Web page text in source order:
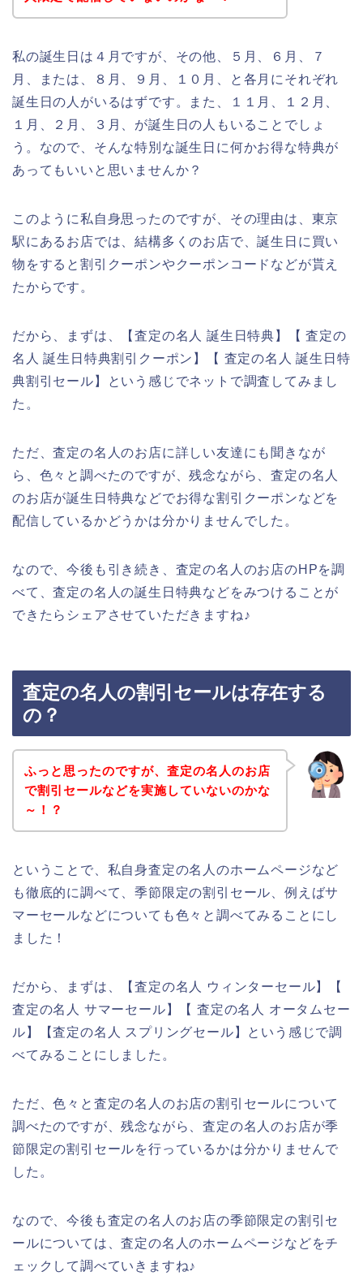
私の誕生日は４月ですが、その他、５月、６月、７
月、または、８月、９月、１０月、と各月にそれぞれ
誕生日の人がいるはずです。また、１１月、１２月、
１月、２月、３月、が誕生日の人もいることでしょ
う。なので、そんな特別な誕生日に何かお得な特典が
あってもいいと思いませんか？
このように私自身思ったのですが、その理由は、東京
駅にあるお店では、結構多くのお店で、誕生日に買い
物をすると割引クーポンやクーポンコードなどが貰え
たからです。
だから、まずは、【査定の名人 誕生日特典】【 査定の
名人 誕生日特典割引クーポン】【 査定の名人 誕生日特
典割引セール】という感じでネットで調査してみまし
た。
ただ、査定の名人のお店に詳しい友達にも聞きなが
ら、色々と調べたのですが、残念ながら、査定の名人
のお店が誕生日特典などでお得な割引クーポンなどを
配信しているかどうかは分かりませんでした。
なので、今後も引き続き、査定の名人のお店のHPを調
べて、査定の名人の誕生日特典などをみつけることが
できたらシェアさせていただきますね♪
査定の名人の割引セールは存在する
の？
ふっと思ったのですが、査定の名人のお店
で割引セールなどを実施していないのかな
～！？
ということで、私自身査定の名人のホームページなど
も徹底的に調べて、季節限定の割引セール、例えばサ
マーセールなどについても色々と調べてみることにし
ました！
だから、まずは、【査定の名人 ウィンターセール】【
査定の名人 サマーセール】【 査定の名人 オータムセー
ル】【査定の名人 スプリングセール】という感じで調
べてみることにしました。
ただ、色々と査定の名人のお店の割引セールについて
調べたのですが、残念ながら、査定の名人のお店が季
節限定の割引セールを行っているかは分かりませんで
した。
なので、今後も査定の名人のお店の季節限定の割引セ
ールについては、査定の名人のホームページなどをチ
ェックして調べていきますね♪